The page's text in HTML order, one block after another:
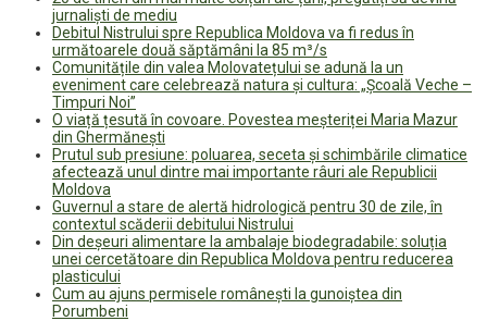
jurnaliști de mediu
Debitul Nistrului spre Republica Moldova va fi redus în
următoarele două săptămâni la 85 m³/s
Comunitățile din valea Molovatețului se adună la un
eveniment care celebrează natura și cultura: „Școală Veche –
Timpuri Noi”
O viață țesută în covoare. Povestea meșteriței Maria Mazur
din Ghermănești
Prutul sub presiune: poluarea, seceta și schimbările climatice
afectează unul dintre mai importante râuri ale Republicii
Moldova
Guvernul a stare de alertă hidrologică pentru 30 de zile, în
contextul scăderii debitului Nistrului
Din deșeuri alimentare la ambalaje biodegradabile: soluția
unei cercetătoare din Republica Moldova pentru reducerea
plasticului
Cum au ajuns permisele românești la gunoiștea din
Porumbeni